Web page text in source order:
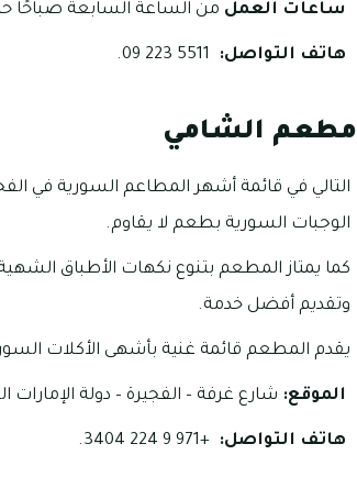
ساعات العمل من الساعة السابعة صباحًا
هاتف التواصل:
مطعم الشامي
التالي في قائمة أشهر المطاعم السورية في
الوجبات السورية بطعم لا يقاوم.
كما يمتاز المطعم بتنوع نكهات الأطباق
وتقديم أفضل خدمة.
يقدم المطعم قائمة غنية بأشهى الأكلات
الموقع: شارع غرفة – الفجيرة – دولة الإمارات
هاتف التواصل: +971 9 224 3404.